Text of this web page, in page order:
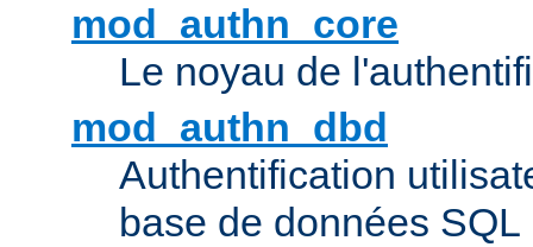
mod_authn_core
Le noyau de
mod_authn_dbd
Authentification
base de données SQL